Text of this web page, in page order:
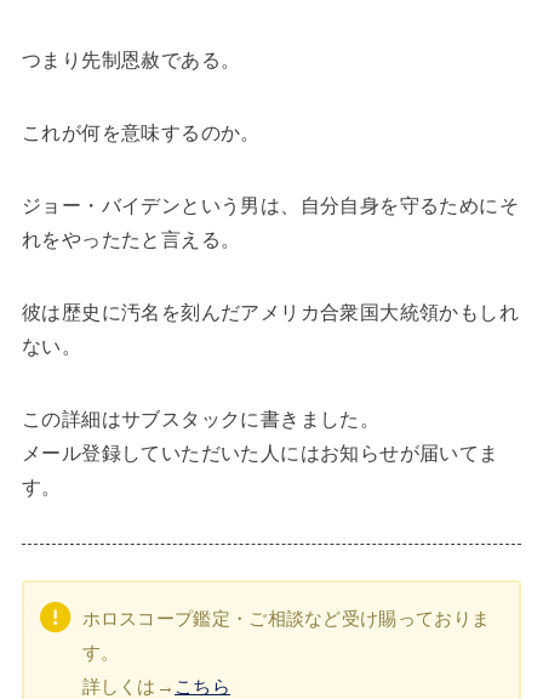
つまり先制恩赦である。
これが何を意味するのか。
ジョー・バイデンという男は、自分自身を守るためにそ
れをやったたと言える。
彼は歴史に汚名を刻んだアメリカ合衆国大統領かもしれ
ない。
この詳細はサブスタックに書きました。
メール登録していただいた人にはお知らせが届いてま
す。
ホロスコープ鑑定・ご相談など受け賜っておりま
す。
詳しくは→ こちら